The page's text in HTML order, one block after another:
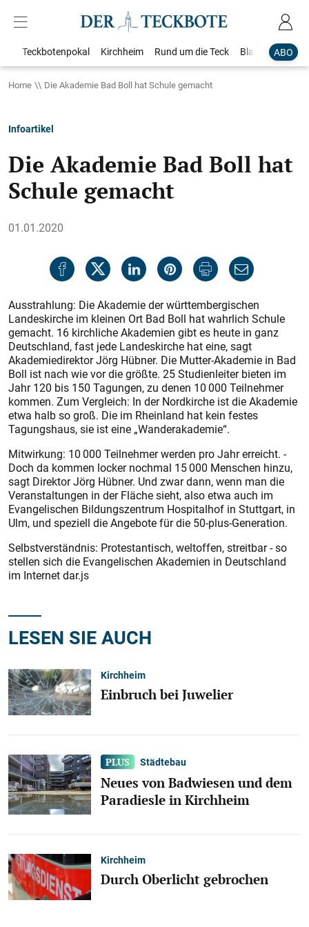
ABO
Teckbotenpokal Kirchheim Rund um die Teck Blaulicht
Home Die Akademie Bad Boll hat Schule gemacht
Infoartikel
Die Akademie Bad Boll hat
Schule gemacht
01.01.2020
Ausstrahlung: Die Akademie der württembergischen
Landeskirche im kleinen Ort Bad Boll hat wahrlich Schule
gemacht. 16 kirchliche Akademien gibt es heute in ganz
Deutschland, fast jede Landeskirche hat eine, sagt
Akademiedirektor Jörg Hübner. Die Mutter-Akademie in Bad
Boll ist nach wie vor die größte. 25 Studienleiter bieten im
Jahr 120 bis 150 Tagungen, zu denen 10 000 Teilnehmer
kommen. Zum Vergleich: In der Nordkirche ist die Akademie
etwa halb so groß. Die im Rheinland hat kein festes
Tagungshaus, sie ist eine „Wanderakademie“.
Mitwirkung: 10 000 Teilnehmer werden pro Jahr erreicht. -
Doch da kommen locker nochmal 15 000 Menschen hinzu,
sagt Direktor Jörg Hübner. Und zwar dann, wenn man die
Veranstaltungen in der Fläche sieht, also etwa auch im
Evangelischen Bildungszentrum Hospitalhof in Stuttgart, in
Ulm, und speziell die Angebote für die 50-plus-Generation.
Selbstverständnis: Protestantisch, weltoffen, streitbar - so
stellen sich die Evangelischen Akademien in Deutschland
im Internet dar.js
LESEN SIE AUCH
Kirchheim
Einbruch bei Juwelier
Städtebau
Neues von Badwiesen und dem
Paradiesle in Kirchheim
Kirchheim
Durch Oberlicht gebrochen